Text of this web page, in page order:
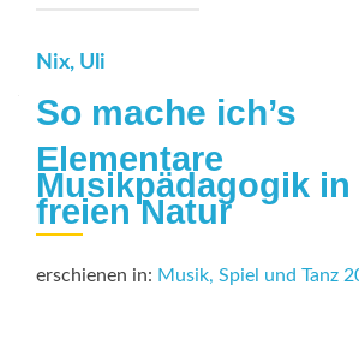
Nix, Uli
So mache ich’s
Elementare
Musikpädagogik in
freien Natur
erschienen in: Musik, Spiel und Tanz